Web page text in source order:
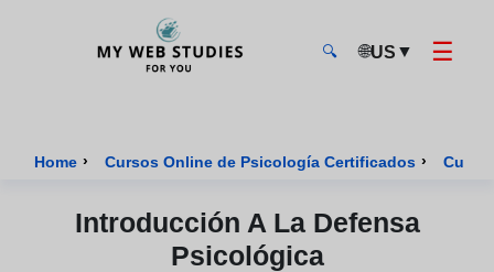
🔍 🌐US ▼ ☰
Home › Cursos Online de Psicología Certificados › Curso
Introducción A La Defensa
Psicológica